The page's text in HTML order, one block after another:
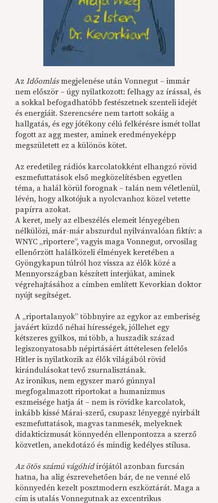
AzIdőomlásmegjelenése után Vonnegut – immár
nem először – úgy nyilatkozott: felhagy az írással, és
a sokkal befogadhatóbb festészetnek szenteli idejét
és energiáit. Szerencsére nem tartott sokáig a
hallgatás, és egy jótékony célú felkérésre ismét tollat
fogott az agg mester, aminek eredményeképp
megszületett ez a különös kötet.
Az eredetileg rádiós karcolatokként elhangzó rövid
eszmefuttatások első megközelítésben egyetlen
téma, a halál körül forognak – talán nem véletlenül,
lévén, hogy alkotójuk a nyolcvanhoz közel vetette
papírra azokat.
A keret, mely az elbeszélés elemeit lényegében
nélkülözi, már-már abszurdul nyilvánvalóan fiktív: a
WNYC „riportere”, vagyis maga Vonnegut, orvosilag
ellenőrzött halálközeli élmények keretében a
Gyöngykapun túlról hoz vissza az élők közé a
Mennyországban készített interjúkat, aminek
végrehajtásához a címben említett Kevorkian doktor
nyújt segítséget.
A „riportalanyok” többnyire az egykor az emberiség
javáért küzdő néhai hírességek, jóllehet egy
kétszeres gyilkos, mi több, a huszadik század
legiszonyatosabb népirtásáért áttételesen felelős
Hitler is nyilatkozik az élők világából rövid
kirándulásokat tevő zsurnalisztának.
Az ironikus, nem egyszer maró gúnnyal
megfogalmazott riportokat a humanizmus
eszmeisége hatja át – nem is rövidke karcolatok,
inkább kissé Márai-szerű, csupasz lényeggé nyirbált
eszmefuttatások, magvas tanmesék, melyeknek
didakticizmusát könnyedén ellenpontozza a szerző
közvetlen, anekdotázó és mindig kedélyes stílusa.
Az ötös számú vágóhídírójától azonban furcsán
hatna, ha alig észrevehetően bár, de ne venné elő
könnyedén kezelt posztmodern eszköztárát. Maga a
cím is utalás Vonnegutnak az excentrikus